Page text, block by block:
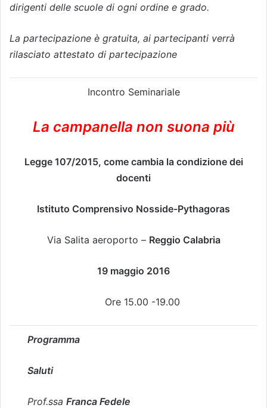
dirigenti delle scuole di ogni ordine e grado.
La partecipazione è gratuita, ai partecipanti verrà
rilasciato attestato di partecipazione
Incontro Seminariale
La campanella non suona più
Legge 107/2015, come cambia la condizione dei
docenti
Istituto Comprensivo Nosside-Pythagoras
Via Salita aeroporto – Reggio Calabria
19 maggio 2016
Ore 15.00 -19.00
Programma
Saluti
Prof.ssa Franca Fedele